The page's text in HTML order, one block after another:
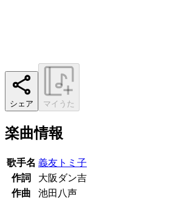
シェア マイうた
楽曲情報
歌手名 義友トミ子
作詞
大阪ダン吉
作曲
池田八声